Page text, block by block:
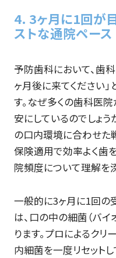
4. 3ヶ月に1回が
ストな通院ペース
予防歯科において、歯
ヶ月後に来てください
す。なぜ多くの歯科医院
安にしているのでしょ
の口内環境に合わせた
保険適用で効率よく歯
院頻度について理解を深
一般的に3ヶ月に1回の
は、口の中の細菌（バ
ります。プロによるクリ
内細菌を一度リセット